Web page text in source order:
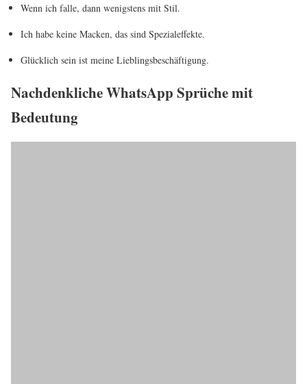
Wenn ich falle, dann wenigstens mit Stil.
Ich habe keine Macken, das sind Spezialeffekte.
Glücklich sein ist meine Lieblingsbeschäftigung.
Nachdenkliche WhatsApp Sprüche mit
Bedeutung